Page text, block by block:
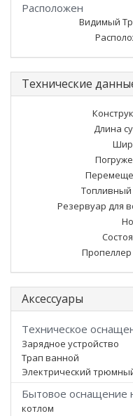
Расположен
Видимый
Технические
Длина
Топливный
Резервуар для
Пропеллер
Аксессуары
Техническое
Зарядное устройство
Трап ванной
Электрический
Бытовое оснащение
котлом